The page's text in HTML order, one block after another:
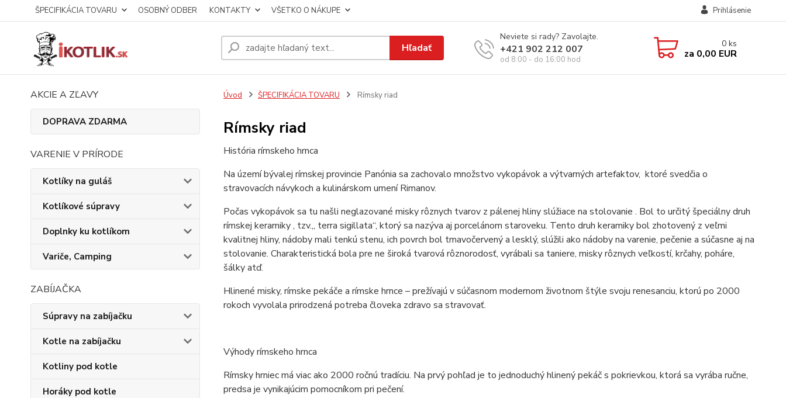
ŠPECIFIKÁCIA TOVARU OSOBNÝ ODBER KONTAKTY VŠETKO O NÁKUPE Prihlásenie
Hľadať
Neviete si rady? Zavolajte.
+421 902 212 007
od 8:00 - do 16:00 hod
0 ks
za 0,00 EUR
AKCIE A ZĽAVY
DOPRAVA ZDARMA
VARENIE V PRÍRODE
Kotlíky na guláš
Kotlíkové súpravy
Doplnky ku kotlíkom
Variče, Camping
ZABÍJAČKA
Súpravy na zabíjačku
Kotle na zabíjačku
Kotliny pod kotle
Horáky pod kotle
Úvod ŠPECIFIKÁCIA TOVARU Rímsky riad
Rímsky riad
História rímskeho hrnca
Na území bývalej rímskej provincie Panónia sa zachovalo množstvo vykopávok a výtvarných artefaktov, ktoré svedčia o
stravovacích návykoch a kulinárskom umení Rimanov.
Počas vykopávok sa tu našli neglazované misky rôznych tvarov z pálenej hliny slúžiace na stolovanie . Bol to určitý špeciálny druh
rímskej keramiky , tzv.„ terra sigillata“, ktorý sa nazýva aj porcelánom staroveku. Tento druh keramiky bol zhotovený z veľmi
kvalitnej hliny, nádoby mali tenkú stenu, ich povrch bol tmavočervený a lesklý, slúžili ako nádoby na varenie, pečenie a súčasne aj na
stolovanie. Charakteristická bola pre ne široká tvarová rôznorodosť, vyrábali sa taniere, misky rôznych veľkostí, krčahy, poháre,
šálky atď.
Hlinené misky, rímske pekáče a rímske hrnce – prežívajú v súčasnom modernom životnom štýle svoju renesanciu, ktorú po 2000
rokoch vyvolala prirodzená potreba človeka zdravo sa stravovať.
Výhody rímskeho hrnca
Rímsky hrniec má viac ako 2000 ročnú tradíciu. Na prvý pohľad je to jednoduchý hlinený pekáč s pokrievkou, ktorá sa vyrába ručne,
predsa je vynikajúcim pomocníkom pri pečení.